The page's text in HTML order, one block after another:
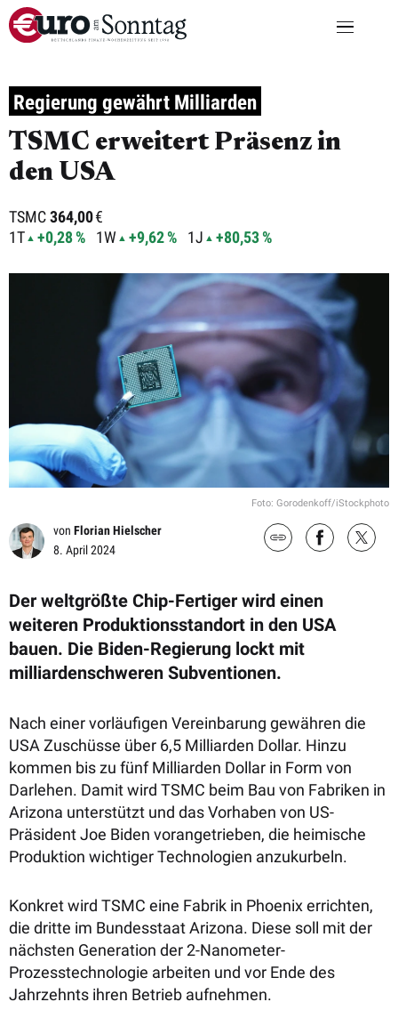
Regierung gewährt Milliarden
TSMC erweitert Präsenz in
den USA
TSMC364,00€
1T
+0,28 % 1W +9,62 % 1J +80,53 %
Foto: Gorodenkoff/iStockphoto
von Florian Hielscher
8. April 2024
Der weltgrößte Chip-Fertiger wird einen
weiteren Produktionsstandort in den USA
bauen. Die Biden-Regierung lockt mit
milliardenschweren Subventionen.
Nach einer vorläufigen Vereinbarung gewähren die
USA Zuschüsse über 6,5 Milliarden Dollar. Hinzu
kommen bis zu fünf Milliarden Dollar in Form von
Darlehen. Damit wird TSMC beim Bau von Fabriken in
Arizona unterstützt und das Vorhaben von US-
Präsident Joe Biden vorangetrieben, die heimische
Produktion wichtiger Technologien anzukurbeln.
Konkret wird TSMC eine Fabrik in Phoenix errichten,
die dritte im Bundesstaat Arizona. Diese soll mit der
nächsten Generation der 2-Nanometer-
Prozesstechnologie arbeiten und vor Ende des
Jahrzehnts ihren Betrieb aufnehmen.